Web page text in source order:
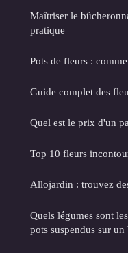
Maîtriser le
pratique
Pots de fleurs :
Guide complet des
Quel est le prix d'un
Top 10 fleurs
Allojardin : trouvez
Quels légumes sont
pots suspendus sur un